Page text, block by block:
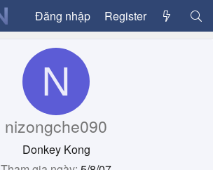
Đăng nhập Register
N
nizongche090
Donkey Kong